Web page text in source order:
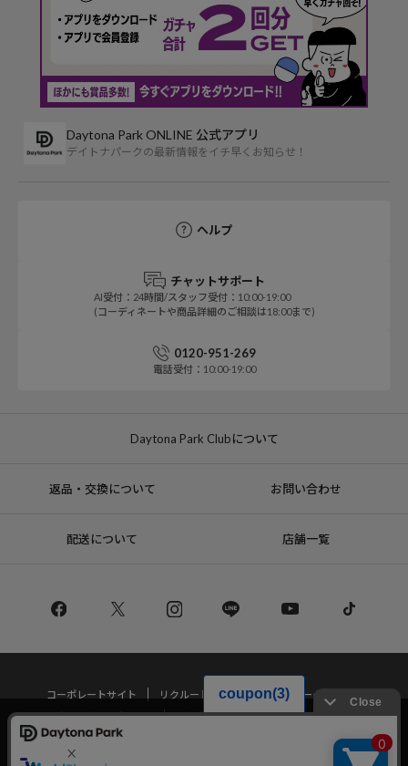
Daytona Park ONLINE 公式アプリ
デイトナパークの最新情報をイチ早くお知らせ！
ヘルプ
チャットサポート
AI受付：24時間/スタッフ受付：10:00-19:00
(コーディネートや商品詳細のご相談は18:00まで)
0120-951-269
電話受付：10:00-19:00
Daytona Park Clubについて
返品・交換について お問い合わせ
配送について 店舗一覧
コーポレートサイト リクルート
サステナブルマークについて
プライバシーポリシー
特定商取引法・古物営業法に基づく表記
当サイトでは利用体験の向上およびコンテンツの最適な提供、トラフィック
の分析を目的としてCookieを使用しています。